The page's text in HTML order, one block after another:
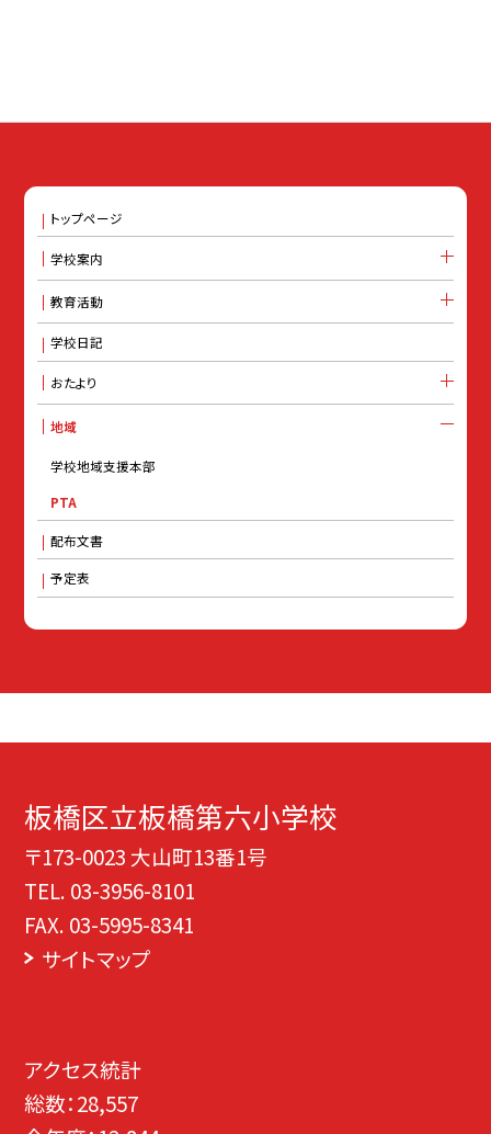
トップページ
学校案内
教育活動
学校日記
おたより
地域
学校地域支援本部
PTA
配布文書
予定表
板橋区立板橋第六小学校
〒173-0023 大山町13番1号
TEL. 03-3956-8101
FAX. 03-5995-8341
サイトマップ
アクセス統計
総数：28,557